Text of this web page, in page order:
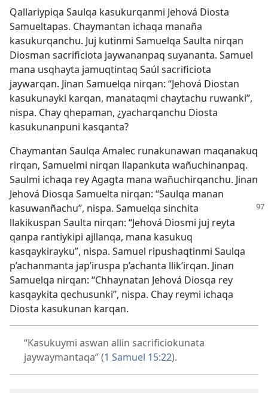
Qallariypiqa Saulqa kasukurqanmi Jehová Diosta
Samueltapas. Chaymantan ichaqa manaña
kasukurqanchu. Juj kutinmi Samuelqa Saulta nirqan
Diosman sacrificiota jaywananpaq suyananta. Samuel
mana usqhayta jamuqtintaq Saúl sacrificiota
jaywarqan. Jinan Samuelqa nirqan: “Jehová Diostan
kasukunayki karqan, manataqmi chaytachu ruwanki”,
nispa. Chay qhepaman, ¿yacharqanchu Diosta
kasukunanpuni kasqanta?
Chaymantan Saulqa Amalec runakunawan maqanakuq
rirqan, Samuelmi nirqan llapankuta wañuchinanpaq.
Saulmi ichaqa rey Agagta mana wañuchirqanchu. Jinan
Jehová Diosqa Samuelta nirqan: “Saulqa manan
kasuwanñachu”, nispa. Samuelqa sinchita
llakikuspan Saulta nirqan: “Jehová Diosmi juj reyta
qanpa rantiykipi ajllanqa, mana kasukuq
kasqaykirayku”, nispa. Samuel ripushaqtinmi Saulqa
p’achanmanta jap’iruspa p’achanta llik’irqan. Jinan
Samuelqa nirqan: “Chhaynatan Jehová Diosqa rey
kasqaykita qechusunki”, nispa. Chay reymi ichaqa
Diosta kasukunan karqan.
“Kasukuymi aswan allin sacrificiokunata
jaywaymantaqa” (1 Samuel 15:22).